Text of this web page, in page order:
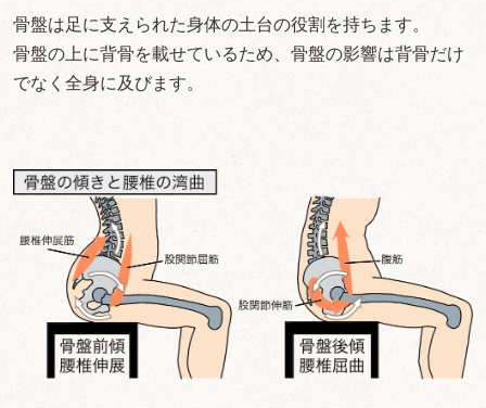
骨盤は足に支えられた身体の土台の役割を持ちます。
骨盤の上に背骨を載せているため、骨盤の影響は背骨だけ
でなく全身に及びます。